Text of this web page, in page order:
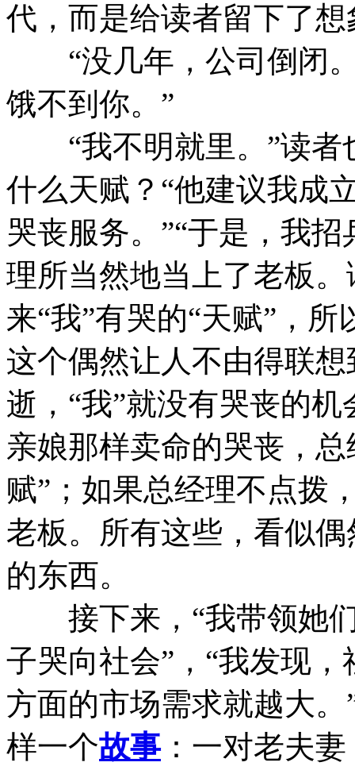
代，而是给读者留下了
“没几年，公司倒闭。
饿不到你。”
“我不明就里。”读者
什么天赋？“他建议我成
哭丧服务。”“于是，我
理所当然地当上了老板
来“我”有哭的“天赋”，所
这个偶然让人不由得联
逝，“我”就没有哭丧的
亲娘那样卖命的哭丧，
赋”；如果总经理不点拨
老板。所有这些，看似
的东西。
接下来，“我带领她们
子哭向社会”，“我发现
方面的市场需求就越大
样一个故事：一对老夫